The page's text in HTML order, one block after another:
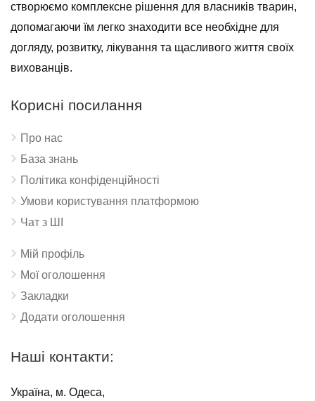
створюємо комплексне рішення для власників тварин,
допомагаючи їм легко знаходити все необхідне для
догляду, розвитку, лікування та щасливого життя своїх
вихованців.
Корисні посилання
Про нас
База знань
Політика конфіденційності
Умови користування платформою
Чат з ШІ
Мій профіль
Мої оголошення
Закладки
Додати оголошення
Наші контакти:
Україна, м. Одеса,